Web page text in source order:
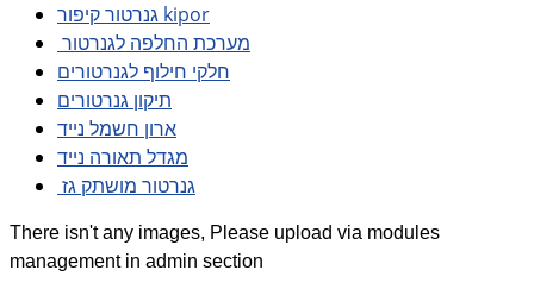
גנרטור קיפור kipor
מערכת החלפה לגנרטור
חלקי חילוף לגנרטורים
תיקון גנרטורים
ארון חשמל נייד
מגדל תאורה נייד
גנרטור מושתק גז
There isn't any images, Please upload via modules
management in admin section